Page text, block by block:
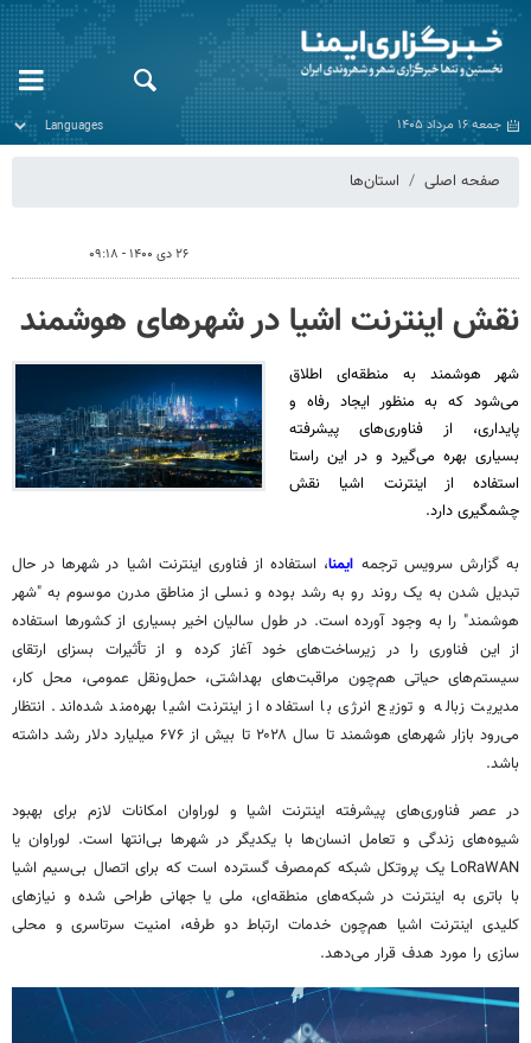
جمعه ۱۶ مرداد ۱۴۰۵
صفحه اصلی استان‌ها
۲۶ دی ۱۴۰۰ - ۰۹:۱۸
نقش اینترنت اشیا در شهرهای هوشمند
شهر هوشمند به منطقه‌ای اطلاق
می‌شود که به‌ منظور ایجاد رفاه و
پایداری، از فناوری‌های پیشرفته
بسیاری بهره می‌گیرد و در این راستا
استفاده از اینترنت اشیا نقش
چشمگیری دارد.
به گزارش سرویس ترجمه ایمنا، استفاده از فناوری اینترنت اشیا در شهرها در حال
تبدیل شدن به یک روند رو به رشد بوده و نسلی از مناطق مدرن موسوم به "شهر
هوشمند" را به وجود آورده است. در طول سالیان اخیر بسیاری از کشورها استفاده
از این فناوری را در زیرساخت‌های خود آغاز کرده و از تأثیرات بسزای ارتقای
سیستم‌های حیاتی هم‌چون مراقبت‌های بهداشتی، حمل‌ونقل عمومی، محل کار،
مدیریت زباله و توزیع انرژی با استفاده از اینترنت اشیا بهره‌مند شده‌اند. انتظار
می‌رود بازار شهرهای هوشمند تا سال ۲۰۲۸ تا بیش از ۶۷۶ میلیارد دلار رشد داشته
باشد.
در عصر فناوری‌های پیشرفته اینترنت اشیا و لوراوان امکانات لازم برای بهبود
شیوه‌های زندگی و تعامل انسان‌ها با یکدیگر در شهرها بی‌انتها است. لوراوان یا
LoRaWAN یک پروتکل شبکه کم‌مصرف گسترده است که برای اتصال بی‌سیم اشیا
با باتری به اینترنت در شبکه‌های منطقه‌ای، ملی یا جهانی طراحی شده و نیازهای
کلیدی اینترنت اشیا هم‌چون خدمات ارتباط دوطرفه، امنیت سرتاسری و محلی
سازی را مورد هدف قرار می‌دهد.